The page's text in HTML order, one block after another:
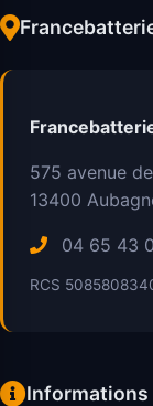
575 avenue
13400
04 65 43
RCS
Informations